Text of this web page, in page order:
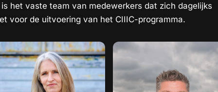
het vaste team van medewerkers dat zich dagelijks
voor de uitvoering van het CIIIC-programma.